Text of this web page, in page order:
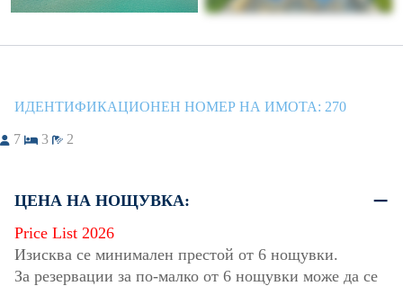
ИДЕНТИФИКАЦИОНЕН НОМЕР НА ИМОТА: 270
7 3 2
ЦЕНА НА НОЩУВКА:
Price List 2026
Изисква се минимален престой от 6 нощувки.
За резервации за по-малко от 6 нощувки може да се